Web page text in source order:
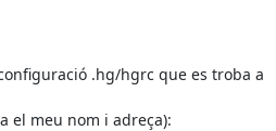
.hg/hgrc que es troba a
el meu nom i adreça):